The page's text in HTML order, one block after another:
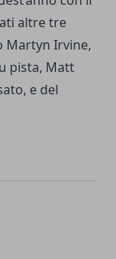
altre tre
Martyn Irvine,
pista, Matt
e del